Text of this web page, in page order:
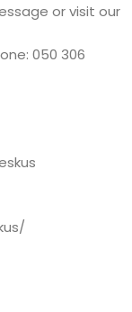
or visit our
050 306